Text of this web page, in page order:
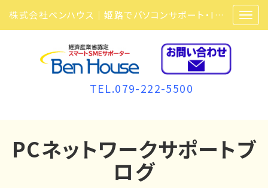
株式会社ベンハウス｜姫路でパソコンサポート・ITサポート・ITセキュリティ・複合機・ビジネスフォンなら弊社にお任せ
TEL.079-222-5500
PCネットワークサポートブ
ログ